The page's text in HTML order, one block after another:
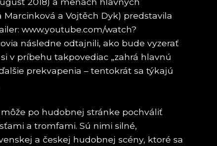
Marcinková a Vojtěch Dyk) predstavila
www.youtube.com/watch?
následne odtajnili, ako bude vyzerať
v príbehu takpovediac „zahrá hlavnú
prekvapenia – tentokrát sa týkajú
po hudobnej stránke pochváliť
a tromfami. Sú nimi silné,
a českej hudobnej scény, ktoré sa